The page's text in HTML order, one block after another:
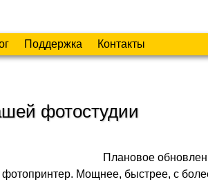
Поддержка Контакты
фотостудии
Плановое
Мощнее, быстрее, с более